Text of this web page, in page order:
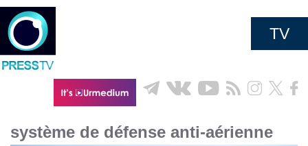
TV
système de défense anti-aérienne